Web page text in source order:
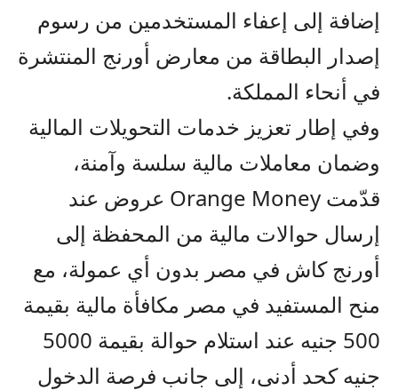
إضافة إلى إعفاء المستخدمين من رسوم
إصدار البطاقة من معارض أورنج المنتشرة
في أنحاء المملكة.
وفي إطار تعزيز خدمات التحويلات المالية
وضمان معاملات مالية سلسة وآمنة،
قدّمت Orange Money عروض عند
إرسال حوالات مالية من المحفظة إلى
أورنج كاش في مصر بدون أي عمولة، مع
منح المستفيد في مصر مكافأة مالية بقيمة
500 جنيه عند استلام حوالة بقيمة 5000
جنيه كحد أدنى، إلى جانب فرصة الدخول